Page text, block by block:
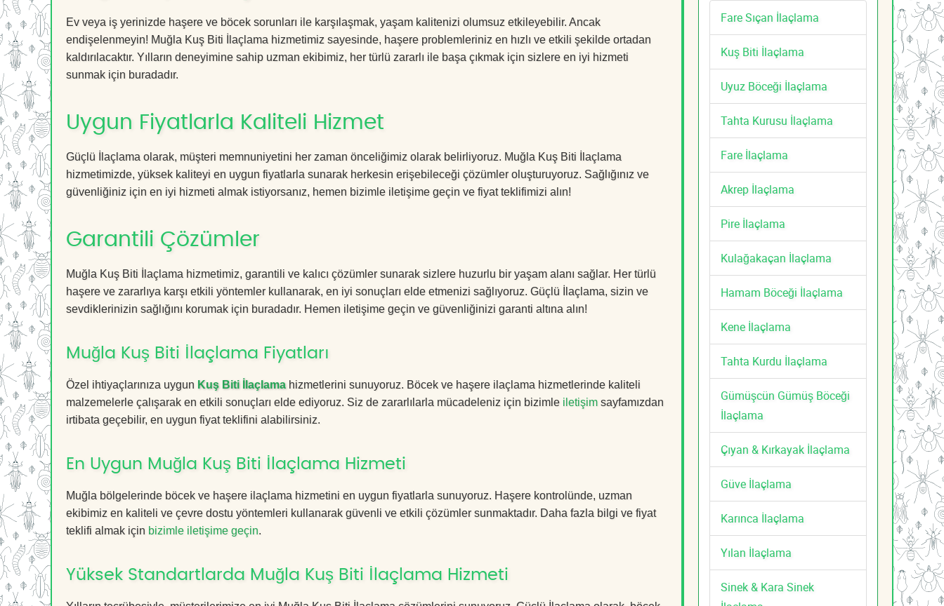
Ev veya iş yerinizde haşere ve böcek sorunları ile karşılaşmak, yaşam kalitenizi olumsuz etkileyebilir. Ancak
endişelenmeyin! Muğla Kuş Biti İlaçlama hizmetimiz sayesinde, haşere problemleriniz en hızlı ve etkili şekilde ortadan
kaldırılacaktır. Yılların deneyimine sahip uzman ekibimiz, her türlü zararlı ile başa çıkmak için sizlere en iyi hizmeti
sunmak için buradadır.
Uygun Fiyatlarla Kaliteli Hizmet
Güçlü İlaçlama olarak, müşteri memnuniyetini her zaman önceliğimiz olarak belirliyoruz. Muğla Kuş Biti İlaçlama
hizmetimizde, yüksek kaliteyi en uygun fiyatlarla sunarak herkesin erişebileceği çözümler oluşturuyoruz. Sağlığınız ve
güvenliğiniz için en iyi hizmeti almak istiyorsanız, hemen bizimle iletişime geçin ve fiyat teklifimizi alın!
Garantili Çözümler
Muğla Kuş Biti İlaçlama hizmetimiz, garantili ve kalıcı çözümler sunarak sizlere huzurlu bir yaşam alanı sağlar. Her türlü
haşere ve zararlıya karşı etkili yöntemler kullanarak, en iyi sonuçları elde etmenizi sağlıyoruz. Güçlü İlaçlama, sizin ve
sevdiklerinizin sağlığını korumak için buradadır. Hemen iletişime geçin ve güvenliğinizi garanti altına alın!
Muğla Kuş Biti İlaçlama Fiyatları
Özel ihtiyaçlarınıza uygun Kuş Biti İlaçlamahizmetlerini sunuyoruz. Böcek ve haşere ilaçlama hizmetlerinde kaliteli
malzemelerle çalışarak en etkili sonuçları elde ediyoruz. Siz de zararlılarla mücadeleniz için bizimle iletişim sayfamızdan
irtibata geçebilir, en uygun fiyat teklifini alabilirsiniz.
En Uygun Muğla Kuş Biti İlaçlama Hizmeti
Muğla bölgelerinde böcek ve haşere ilaçlama hizmetini en uygun fiyatlarla sunuyoruz. Haşere kontrolünde, uzman
ekibimiz en kaliteli ve çevre dostu yöntemleri kullanarak güvenli ve etkili çözümler sunmaktadır. Daha fazla bilgi ve fiyat
teklifi almak için bizimle iletişime geçin.
Yüksek Standartlarda Muğla Kuş Biti İlaçlama Hizmeti
Fare Sıçan İlaçlama
Kuş Biti İlaçlama
Uyuz Böceği İlaçlama
Tahta Kurusu İlaçlama
Fare İlaçlama
Akrep İlaçlama
Pire İlaçlama
Kulağakaçan İlaçlama
Hamam Böceği İlaçlama
Kene İlaçlama
Tahta Kurdu İlaçlama
Gümüşcün Gümüş Böceği
İlaçlama
Çıyan & Kırkayak İlaçlama
Güve İlaçlama
Karınca İlaçlama
Yılan İlaçlama
Sinek & Kara Sinek